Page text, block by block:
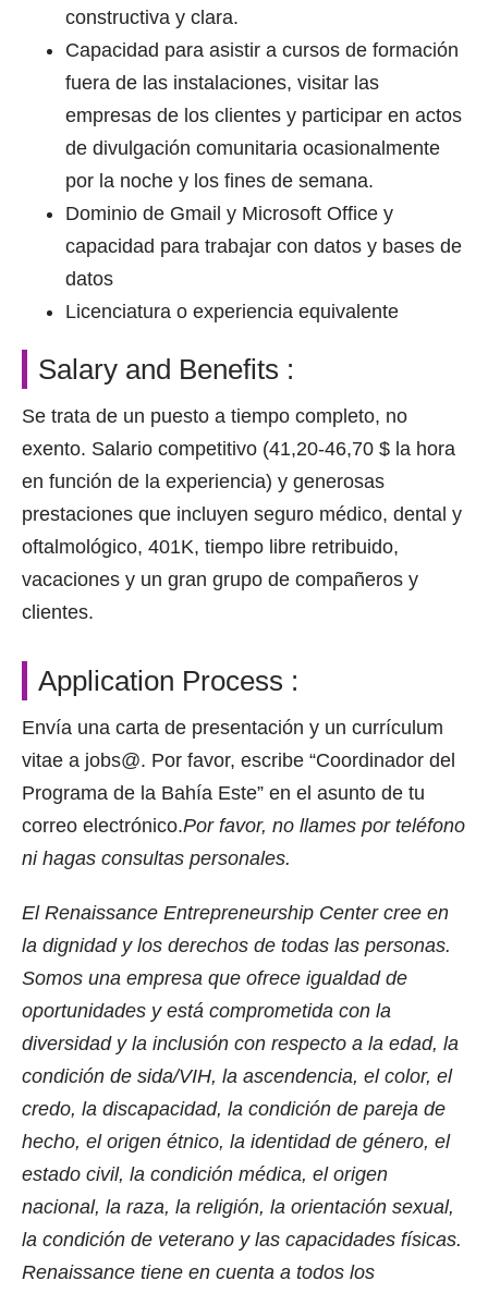
constructiva y clara.
Capacidad para asistir a cursos de formación
fuera de las instalaciones, visitar las
empresas de los clientes y participar en actos
de divulgación comunitaria ocasionalmente
por la noche y los fines de semana.
Dominio de Gmail y Microsoft Office y
capacidad para trabajar con datos y bases de
datos
Licenciatura o experiencia equivalente
Salary and Benefits :
Se trata de un puesto a tiempo completo, no
exento. Salario competitivo (41,20-46,70 $ la hora
en función de la experiencia) y generosas
prestaciones que incluyen seguro médico, dental y
oftalmológico, 401K, tiempo libre retribuido,
vacaciones y un gran grupo de compañeros y
clientes.
Application Process :
Envía una carta de presentación y un currículum
vitae a jobs@. Por favor, escribe “Coordinador del
Programa de la Bahía Este” en el asunto de tu
correo electrónico.Por favor, no llames por teléfono
ni hagas consultas personales.
El Renaissance Entrepreneurship Center cree en
la dignidad y los derechos de todas las personas.
Somos una empresa que ofrece igualdad de
oportunidades y está comprometida con la
diversidad y la inclusión con respecto a la edad, la
condición de sida/VIH, la ascendencia, el color, el
credo, la discapacidad, la condición de pareja de
hecho, el origen étnico, la identidad de género, el
estado civil, la condición médica, el origen
nacional, la raza, la religión, la orientación sexual,
la condición de veterano y las capacidades físicas.
Renaissance tiene en cuenta a todos los